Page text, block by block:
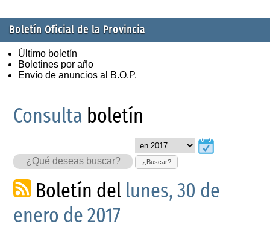
Boletín Oficial de la Provincia
Último boletín
Boletines por año
Envío de anuncios al B.O.P.
Consulta boletín
¿Buscar?
Boletín del lunes, 30 de
enero de 2017